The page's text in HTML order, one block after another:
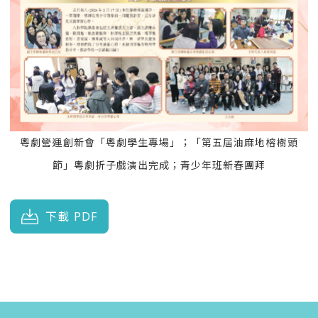
粵劇營運創新會「粵劇學生專場」；「第五屆油麻地榕樹頭
節」粵劇折子戲演出完成；青少年班新春團拜
下載 PDF